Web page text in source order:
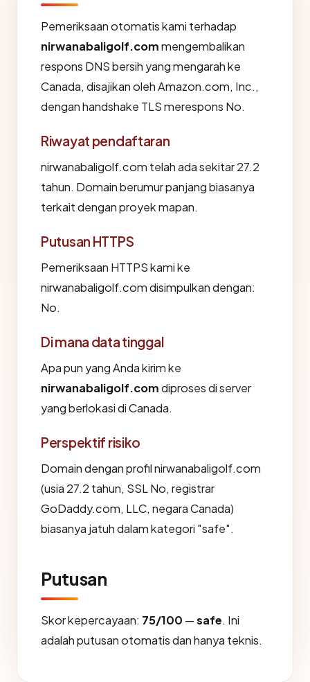
Pemeriksaan otomatis kami terhadap
nirwanabaligolf.commengembalikan
respons DNS bersih yang mengarah ke
Canada, disajikan oleh Amazon.com, Inc.,
dengan handshake TLS merespons No.
Riwayat pendaftaran
nirwanabaligolf.com telah ada sekitar 27.2
tahun. Domain berumur panjang biasanya
terkait dengan proyek mapan.
Putusan HTTPS
Pemeriksaan HTTPS kami ke
nirwanabaligolf.com disimpulkan dengan:
No.
Di mana data tinggal
Apa pun yang Anda kirim ke
nirwanabaligolf.comdiproses di server
yang berlokasi di Canada.
Perspektif risiko
Domain dengan profil nirwanabaligolf.com
(usia 27.2 tahun, SSL No, registrar
GoDaddy.com, LLC, negara Canada)
biasanya jatuh dalam kategori "safe".
Putusan
Skor kepercayaan: 75/100 —safe. Ini
adalah putusan otomatis dan hanya teknis.